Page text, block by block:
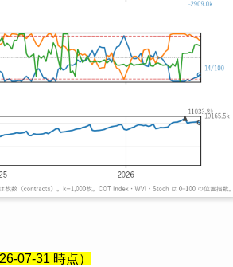
07-31 時点）